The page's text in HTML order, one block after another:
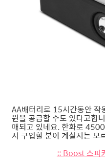
AA배터리로 15시간동안 작
원을 공급할 수도 있다고합
매되고 있네요. 한화로
서 구입할 분이 계실지는 모
:: Boost 스피